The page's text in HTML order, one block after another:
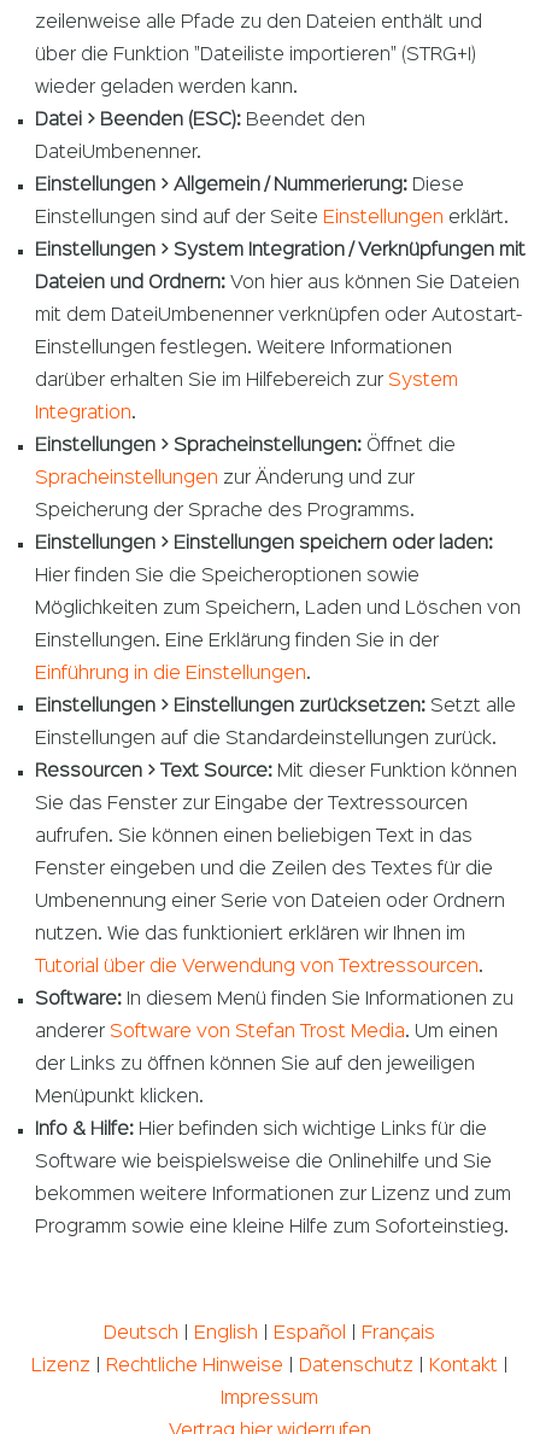
zeilenweise alle Pfade zu den Dateien enthält und
über die Funktion "Dateiliste importieren" (STRG+I)
wieder geladen werden kann.
Datei > Beenden (ESC): Beendet den
DateiUmbenenner.
Einstellungen > Allgemein / Nummerierung: Diese
Einstellungen sind auf der Seite Einstellungen erklärt.
Einstellungen > System Integration / Verknüpfungen mit
Dateien und Ordnern: Von hier aus können Sie Dateien
mit dem DateiUmbenenner verknüpfen oder Autostart-
Einstellungen festlegen. Weitere Informationen
darüber erhalten Sie im Hilfebereich zur System
Integration.
Einstellungen > Spracheinstellungen: Öffnet die
Spracheinstellungen zur Änderung und zur
Speicherung der Sprache des Programms.
Einstellungen > Einstellungen speichern oder laden:
Hier finden Sie die Speicheroptionen sowie
Möglichkeiten zum Speichern, Laden und Löschen von
Einstellungen. Eine Erklärung finden Sie in der
Einführung in die Einstellungen.
Einstellungen > Einstellungen zurücksetzen: Setzt alle
Einstellungen auf die Standardeinstellungen zurück.
Ressourcen > Text Source: Mit dieser Funktion können
Sie das Fenster zur Eingabe der Textressourcen
aufrufen. Sie können einen beliebigen Text in das
Fenster eingeben und die Zeilen des Textes für die
Umbenennung einer Serie von Dateien oder Ordnern
nutzen. Wie das funktioniert erklären wir Ihnen im
Tutorial über die Verwendung von Textressourcen.
Software: In diesem Menü finden Sie Informationen zu
anderer Software von Stefan Trost Media. Um einen
der Links zu öffnen können Sie auf den jeweiligen
Menüpunkt klicken.
Info & Hilfe: Hier befinden sich wichtige Links für die
Software wie beispielsweise die Onlinehilfe und Sie
bekommen weitere Informationen zur Lizenz und zum
Programm sowie eine kleine Hilfe zum Soforteinstieg.
Deutsch English Español
Français
Lizenz
Rechtliche Hinweise Datenschutz Kontakt
Impressum